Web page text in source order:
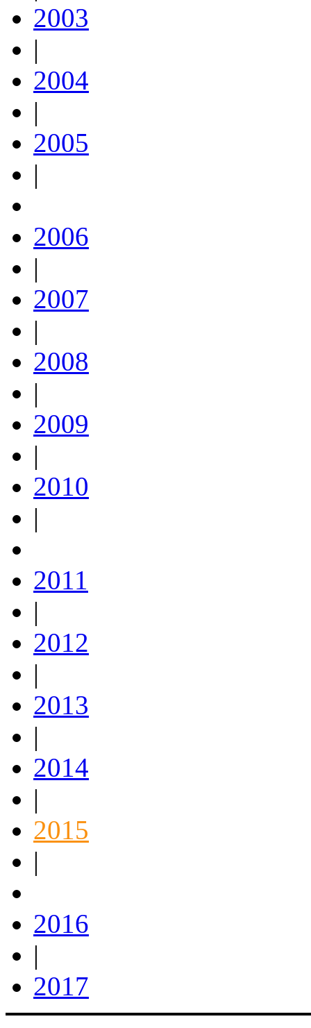
2003
|
2004
|
2005
|
2006
|
2007
|
2008
|
2009
|
2010
|
2011
|
2012
|
2013
|
2014
|
2015
|
2016
|
2017